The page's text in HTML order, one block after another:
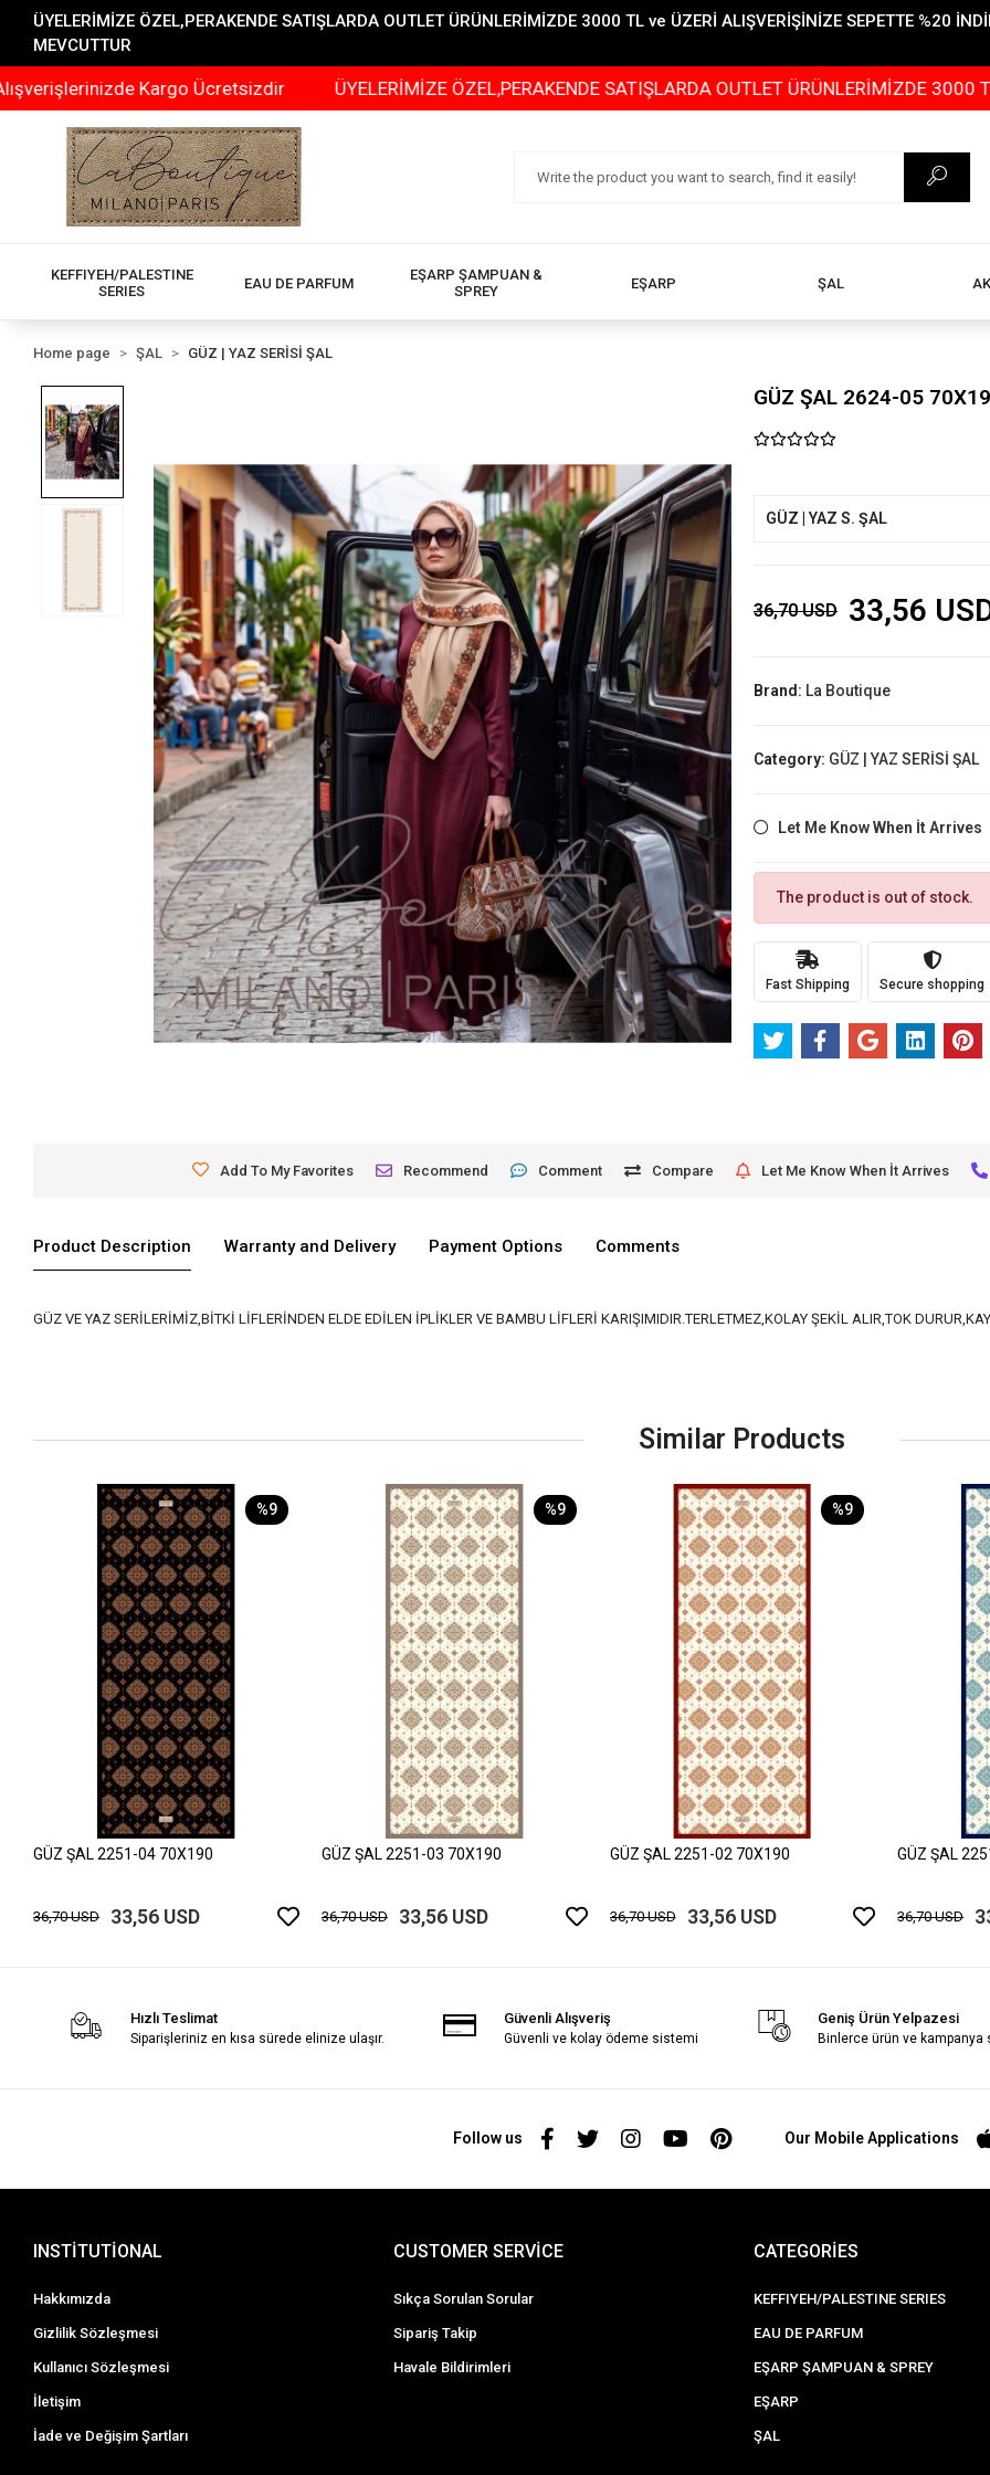
ÜYELERİMİZE ÖZEL,PERAKENDE SATIŞLARDA OUTLET ÜRÜNLERİMİZDE 3000 TL ve ÜZERİ ALIŞVERİŞİNİZE SEPETTE %20
MEVCUTTUR
Kargo Ücretsizdir ÜYELERİMİZE ÖZEL,PERAKENDE SATIŞLARDA OUTLET ÜRÜNLERİMİZDE 3000 TL ve
KEFFIYEH/PALESTINE
SERIES
EAU DE PARFUM
EŞARP ŞAMPUAN &
SPREY
EŞARP ŞAL
Home page ŞAL GÜZ | YAZ SERİSİ ŞAL
GÜZ ŞAL 2624-05
GÜZ | YAZ S. ŞAL
36,70 USD 33,56
Brand: La Boutique
Category: GÜZ | YAZ SERİSİ ŞAL
Let Me Know When İt Arrives
The product is out of stock.
Fast Shipping Secure shopping
Add To My Favorites Recommend Comment Compare Let Me Know When İt Arrives
Product Description Warranty and Delivery Payment Options Comments
GÜZ VE YAZ SERİLERİMİZ,BİTKİ LİFLERİNDEN ELDE EDİLEN İPLİKLER VE BAMBU LİFLERİ KARIŞIMIDIR.TERLETMEZ,KOLAY ŞEKİL ALIR,TOK
Similar Products
%9
GÜZ ŞAL 2251-04 70X190
36,70 USD 33,56 USD
%9
GÜZ ŞAL 2251-03 70X190
36,70 USD 33,56 USD
%9
GÜZ ŞAL 2251-02 70X190
36,70 USD 33,56 USD
GÜZ ŞAL
36,70 USD
Hızlı Teslimat
Siparişleriniz en kısa sürede elinize ulaşır.
Güvenli Alışveriş
Güvenli ve kolay ödeme sistemi
Geniş Ürün Yelpazesi
Binlerce ürün ve kampanya
Follow us Our Mobile Applications
INSTİTUTİONAL
Hakkımızda
Gizlilik Sözleşmesi
Kullanıcı Sözleşmesi
İletişim
İade ve Değişim Şartları
CUSTOMER SERVİCE
Sıkça Sorulan Sorular
Sipariş Takip
Havale Bildirimleri
CATEGORİES
KEFFIYEH/PALESTINE SERIES
EAU DE PARFUM
EŞARP ŞAMPUAN & SPREY
EŞARP
ŞAL